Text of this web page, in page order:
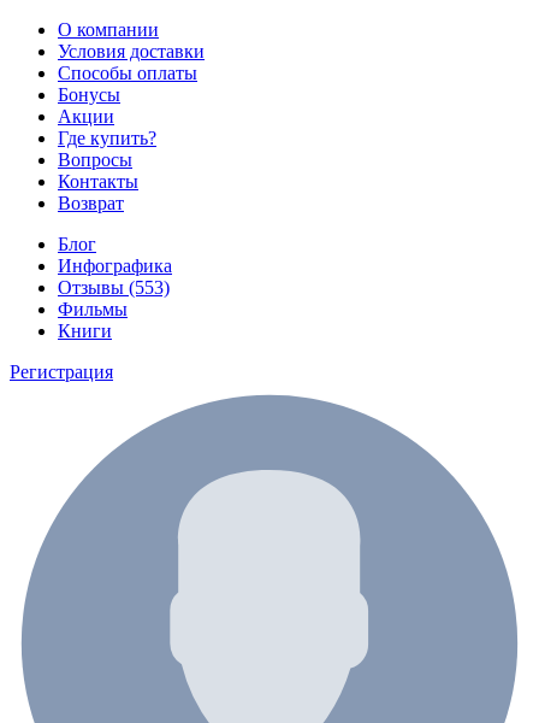
О компании
Условия доставки
Способы оплаты
Бонусы
Акции
Где купить?
Вопросы
Контакты
Возврат
Блог
Инфографика
Отзывы (553)
Фильмы
Книги
Регистрация